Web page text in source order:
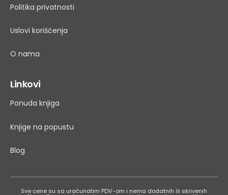
Politika privatnosti
Uslovi korišćenja
O nama
Linkovi
Ponuda knjiga
Knjige na popustu
Blog
Sve cene su sa uračunatim PDV-om i nema dodatnih ili skrivenih